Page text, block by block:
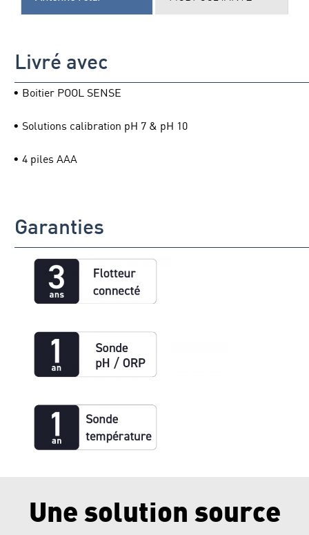
Livré avec
• Boitier POOL SENSE
• Solutions calibration pH 7 & pH 10
• 4 piles AAA
Garanties
Une solution source